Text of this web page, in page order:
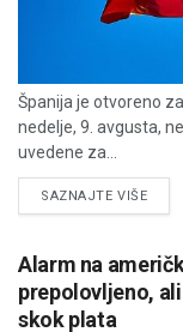
Španija je otvoreno
nedelje, 9. avgusta,
uvedene za...
SAZNAJTE VIŠE
Alarm na
prepolovljeno,
skok plata